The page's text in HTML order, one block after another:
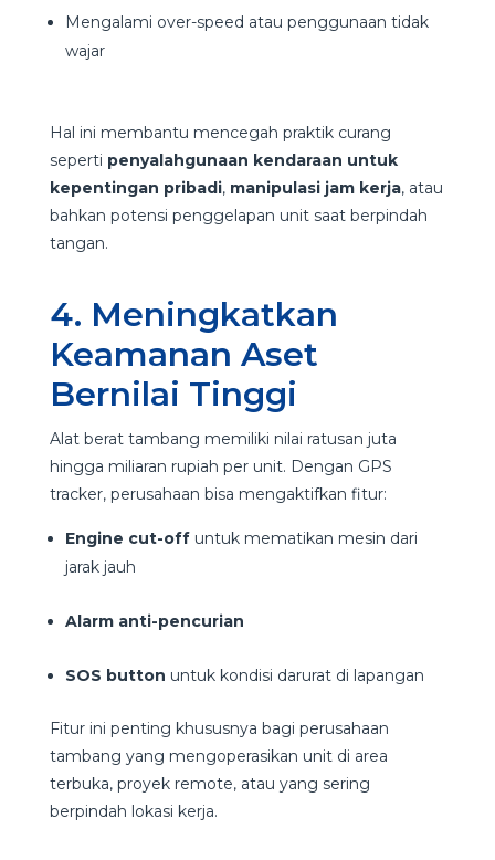
Mengalami over-speed atau penggunaan tidak
wajar
Hal ini membantu mencegah praktik curang
seperti penyalahgunaan kendaraan untuk
kepentingan pribadi, manipulasi jam kerja, atau
bahkan potensi penggelapan unit saat berpindah
tangan.
4. Meningkatkan
Keamanan Aset
Bernilai Tinggi
Alat berat tambang memiliki nilai ratusan juta
hingga miliaran rupiah per unit. Dengan GPS
tracker, perusahaan bisa mengaktifkan fitur:
Engine cut-offuntuk mematikan mesin dari
jarak jauh
Alarm anti-pencurian
SOS button untuk kondisi darurat di lapangan
Fitur ini penting khususnya bagi perusahaan
tambang yang mengoperasikan unit di area
terbuka, proyek remote, atau yang sering
berpindah lokasi kerja.